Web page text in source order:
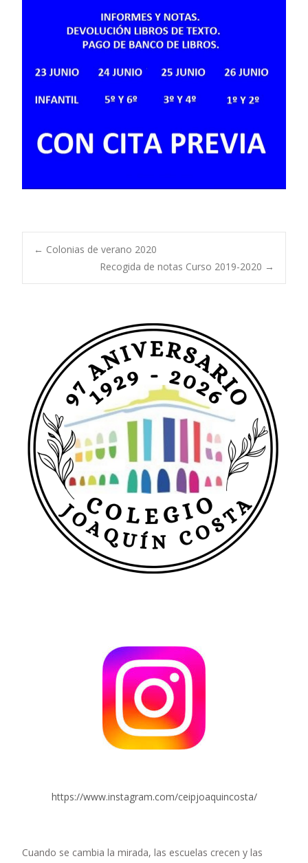
Navegación
entradas
← Colonias de verano 2020
Recogida de notas Curso 2019-2020 →
https://www.instagram.com/ceipjoaquincosta/
Cuando se cambia la mirada, las escuelas crecen y las